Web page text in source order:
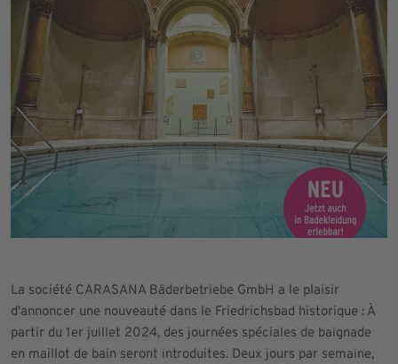
La société CARASANA Bäderbetriebe GmbH a le plaisir
d'annoncer une nouveauté dans le Friedrichsbad historique : À
partir du 1er juillet 2024, des journées spéciales de baignade
en maillot de bain seront introduites. Deux jours par semaine,